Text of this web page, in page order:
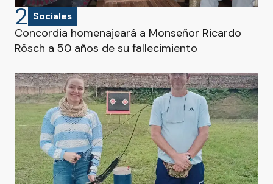
2 Sociales
Concordia homenajeará a Monseñor Ricardo
Rösch a 50 años de su fallecimiento